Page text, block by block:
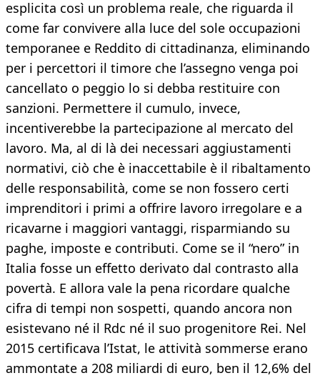
esplicita così un problema reale, che riguarda il
come far convivere alla luce del sole occupazioni
temporanee e Reddito di cittadinanza, eliminando
per i percettori il timore che l’assegno venga poi
cancellato o peggio lo si debba restituire con
sanzioni. Permettere il cumulo, invece,
incentiverebbe la partecipazione al mercato del
lavoro. Ma, al di là dei necessari aggiustamenti
normativi, ciò che è inaccettabile è il ribaltamento
delle responsabilità, come se non fossero certi
imprenditori i primi a offrire lavoro irregolare e a
ricavarne i maggiori vantaggi, risparmiando su
paghe, imposte e contributi. Come se il “nero” in
Italia fosse un effetto derivato dal contrasto alla
povertà. E allora vale la pena ricordare qualche
cifra di tempi non sospetti, quando ancora non
esistevano né il Rdc né il suo progenitore Rei. Nel
2015 certificava l’Istat, le attività sommerse erano
ammontate a 208 miliardi di euro, ben il 12,6% del